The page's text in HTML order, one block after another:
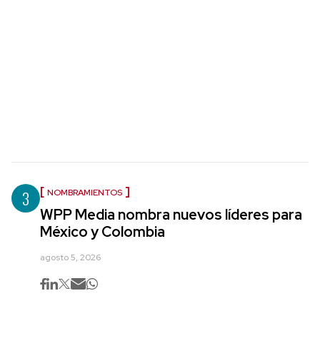
3 NOMBRAMIENTOS
WPP Media nombra nuevos líderes para
México y Colombia
agosto 5, 2026